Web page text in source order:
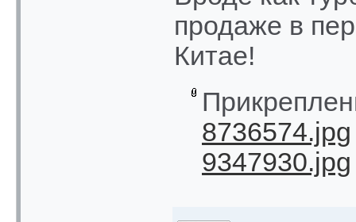
продаже в
Китае!
8736574.jpg
9347930.jpg